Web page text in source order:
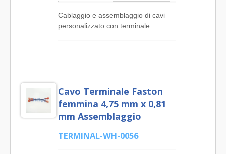
Cablaggio e assemblaggio di cavi
personalizzato con terminale
dimensione #6 3,7 mm di diametro
M3,5 isolato in PVC di colore rosso.
'JIA YI' è un produttore professionale
di prodotti per cablaggi con terminali
Faston. I nostri principali prodotti
Cavo Terminale Faston
femmina 4,75 mm x 0,81
mm Assemblaggio
TERMINAL-WH-0056